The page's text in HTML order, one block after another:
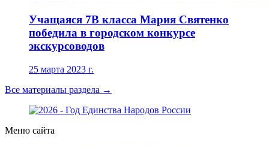
Учащаяся 7В класса Мария Святенко
победила в городском конкурсе
экскурсоводов
25 марта 2023 г.
Все материалы раздела →
Меню сайта